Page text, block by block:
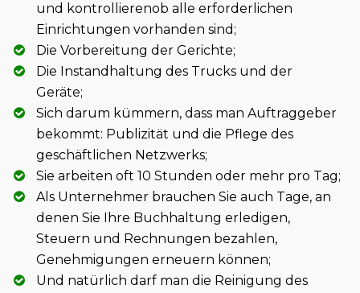
und kontrollierenob alle erforderlichen
Einrichtungen vorhanden sind;
Die Vorbereitung der Gerichte;
Die Instandhaltung des Trucks und der
Geräte;
Sich darum kümmern, dass man Auftraggeber
bekommt: Publizität und die Pflege des
geschäftlichen Netzwerks;
Sie arbeiten oft 10 Stunden oder mehr pro Tag;
Als Unternehmer brauchen Sie auch Tage, an
denen Sie Ihre Buchhaltung erledigen,
Steuern und Rechnungen bezahlen,
Genehmigungen erneuern können;
Und natürlich darf man die Reinigung des